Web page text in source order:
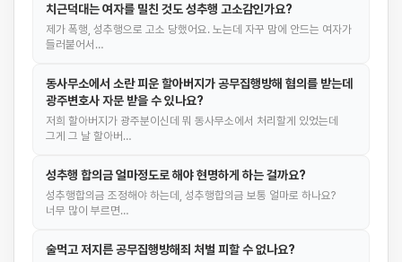
치근덕대는 여자를 밀친 것도 성추행 고소감인가요?
제가 폭행, 성추행으로 고소 당했어요. 노는데 자꾸 맘에 안드는 여자가
들러붙어서…
동사무소에서 소란 피운 할아버지가 공무집행방해 혐의를 받는데
광주변호사 자문 받을 수 있나요?
저희 할아버지가 광주분이신데 뭐 동사무소에서 처리할게 있었는데
그게 그 날 할아버…
성추행 합의금 얼마정도로 해야 현명하게 하는 걸까요?
성추행합의금 조정해야 하는데, 성추행합의금 보통 얼마로 하나요?
너무 많이 부르면…
술먹고 저지른 공무집행방해죄 처벌 피할 수 없나요?